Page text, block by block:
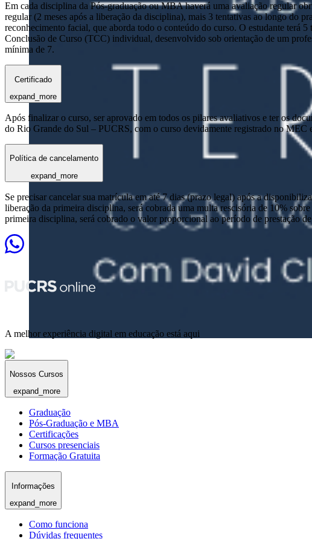
Em cada disciplina da Pós-graduação ou MBA haverá uma avaliação regular
regular (2 meses após a liberação da disciplina), mais 3 tentativas ao longo do
reconhecimento facial, que aborda todo o conteúdo do curso. O estudante terá
Conclusão de Curso (TCC) individual, desenvolvido sob orientação de um
mínima de 7.
Certificado
expand_more
Após finalizar o curso, ser aprovado em todos os pilares avaliativos e ter os
do Rio Grande do Sul – PUCRS, com o curso devidamente registrado no
Política de cancelamento
expand_more
Se precisar cancelar sua matrícula em até 7 dias (prazo legal) após a
liberação da primeira disciplina, será cobrada uma multa rescisória de 10%
primeira disciplina, será cobrado o valor proporcional ao período de prestação
A melhor experiência digital em educação está aqui
Nossos Cursos
expand_more
Graduação
Pós-Graduação e MBA
Certificações
Cursos presenciais
Formação Gratuita
Informações
expand_more
Como funciona
Dúvidas frequentes